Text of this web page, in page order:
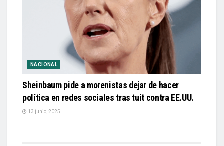
NACIONAL
Sheinbaum pide a morenistas dejar de hacer
política en redes sociales tras tuit contra EE.UU.
13 junio, 2025